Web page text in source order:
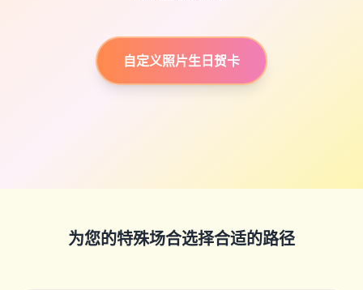
自定义照片生日贺卡
Click to Play
为您的特殊场合选择合适的路径